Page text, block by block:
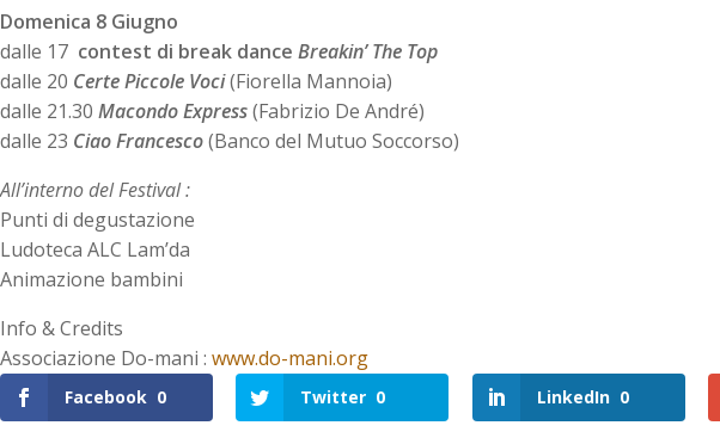
Domenica 8 Giugno
dalle 17 contest di break dance Breakin’ The Top
dalle 20 Certe Piccole Voci(Fiorella Mannoia)
dalle 21.30 Macondo Express(Fabrizio De André)
dalle 23 Ciao Francesco(Banco del Mutuo Soccorso)
All’interno del Festival :
Punti di degustazione
Ludoteca ALC Lam’da
Animazione bambini
Info & Credits
Associazione Do-mani : www.do-mani.org
Facebook 0 Twitter 0 LinkedIn 0